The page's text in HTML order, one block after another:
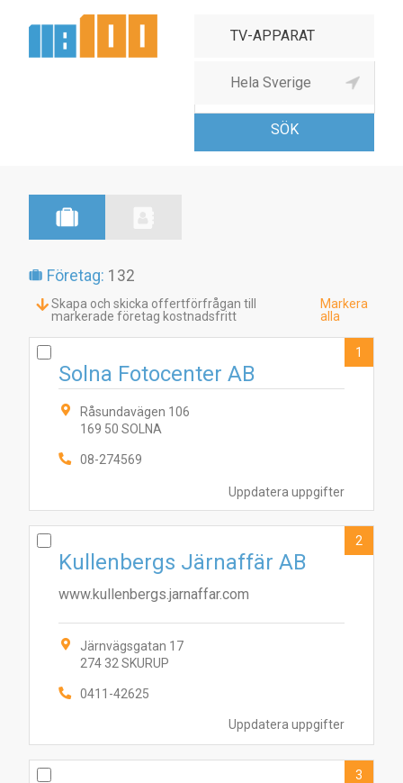
Radio- & TV-apparater,
Företag: 132
Skapa och skicka offertförfrågan till
markerade företag kostnadsfritt
Markera
alla
Uppdatera uppgifter
Solna Fotocenter AB
Råsundavägen 106
169 50 SOLNA
08-274569
1
Uppdatera uppgifter
Kullenbergs Järnaffär AB
www.kullenbergs.jarnaffar.com
Järnvägsgatan 17
274 32 SKURUP
0411-42625
2
3